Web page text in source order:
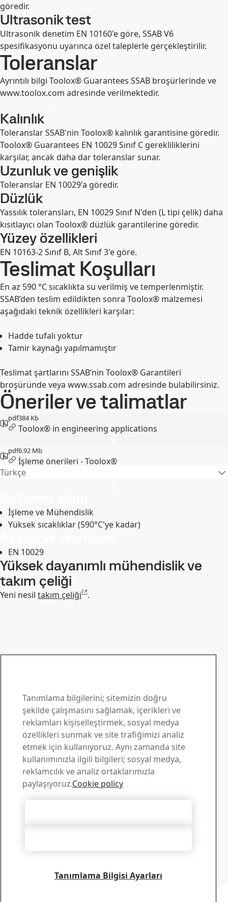
göredir.
Ultrasonik test
Ultrasonik denetim EN 10160'e göre, SSAB V6
spesifikasyonu uyarınca özel taleplerle gerçekleştirilir.
Toleranslar
Ayrıntılı bilgi Toolox® Guarantees SSAB broşürlerinde ve
www.toolox.com adresinde verilmektedir.
Kalınlık
Toleranslar SSAB'nin Toolox® kalınlık garantisine göredir.
Toolox® Guarantees EN 10029 Sınıf C gerekliliklerini
karşılar, ancak daha dar toleranslar sunar.
Uzunluk ve genişlik
Toleranslar EN 10029'a göredir.
Düzlük
Yassılık toleransları, EN 10029 Sınıf N'den (L tipi çelik) daha
kısıtlayıcı olan Toolox® düzlük garantilerine göredir.
Yüzey özellikleri
EN 10163-2 Sınıf B, Alt Sınıf 3'e göre.
Teslimat Koşulları
En az 590 °C sıcaklıkta su verilmiş ve temperlenmiştir.
SSAB’den teslim edildikten sonra Toolox® malzemesi
aşağıdaki teknik özellikleri karşılar:
Hadde tufalı yoktur
Tamir kaynağı yapılmamıştır
Teslimat şartlarını SSAB’nin Toolox® Garantileri
broşüründe veya www.ssab.com adresinde bulabilirsiniz.
Öneriler ve talimatlar
pdf384 Kb
Toolox® in engineering applications
pdf6.92 Mb
İşleme önerileri - Toolox®
Türkçe
İşleme ve Mühendislik
Yüksek sıcaklıklar (590°C'ye kadar)
EN 10029
Yüksek dayanımlı mühendislik ve
takım çeliği
Yeni nesil takım çeliği .
Sorularınız için bizimle
iletişim kurun
Yükleme Merkezi
SSAB broşürlerini, sertifikalarını ve diğer materyalleri
aratıp bilgisayarınıza yükleyebilirsiniz.
Yüklemelere git
Satış
Teknik Destek ile iletişime geçin
Tanımlama bilgilerini; sitemizin doğru
şekilde çalışmasını sağlamak, içerikleri ve
reklamları kişiselleştirmek, sosyal medya
özellikleri sunmak ve site trafiğimizi analiz
etmek için kullanıyoruz. Aynı zamanda site
kullanımınızla ilgili bilgileri; sosyal medya,
reklamcılık ve analiz ortaklarımızla
paylaşıyoruz.Cookie policy
Tanımlama Bilgisi Ayarları